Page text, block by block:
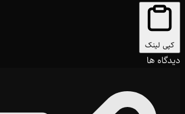
کپی لینک
دیدگاه ها